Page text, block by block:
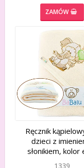
ZAMÓW
Ręcznik
dzieci z
słonikiem, kolor
1339